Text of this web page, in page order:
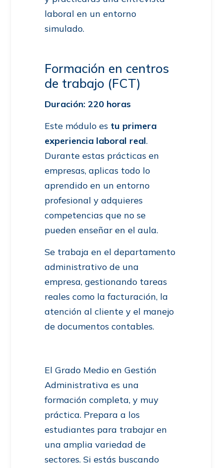
laboral en un entorno
simulado.
Formación en centros
de trabajo (FCT)
Duración: 220 horas
Este módulo es tu primera
experiencia laboral real.
Durante estas prácticas en
empresas, aplicas todo lo
aprendido en un entorno
profesional y adquieres
competencias que no se
pueden enseñar en el aula.
Se trabaja en el departamento
administrativo de una
empresa, gestionando tareas
reales como la facturación, la
atención al cliente y el manejo
de documentos contables.
El Grado Medio en Gestión
Administrativa es una
formación completa, y muy
práctica. Prepara a los
estudiantes para trabajar en
una amplia variedad de
sectores. Si estás buscando